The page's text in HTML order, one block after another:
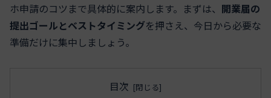
ホ申請のコツまで具体的に案内します。まずは、 開業届の
提出ゴールとベストタイミングを押さえ、今日から必要な
準備だけに集中しましょう。
目次